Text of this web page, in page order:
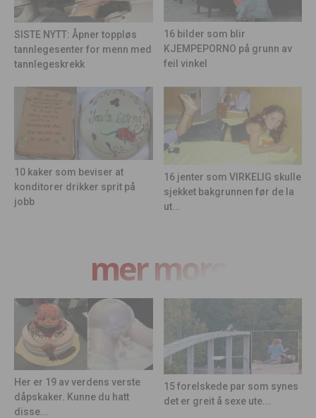
SISTE NYTT: Åpner toppløs
tannlegesenter for menn med
tannlegeskrekk
16 bilder som blir
KJEMPEPORNO på grunn av
feil vinkel
10 kaker som beviser at
konditorer drikker sprit på
jobb
16 jenter som VIRKELIG skulle
sjekket bakgrunnen før de la
ut...
mer moro
Her er 19 av verdens verste
dåpskaker. Kunne du hatt
disse...
15 forelskede par som synes
det er greit å sexe ute...